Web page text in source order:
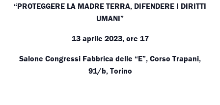
“PROTEGGERE LA MADRE TERRA, DIFENDERE I DIRITTI
UMANI”
13 aprile 2023, ore 17
Salone Congressi Fabbrica delle “E”, Corso Trapani,
91/b, Torino